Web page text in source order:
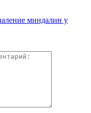
миндалин у